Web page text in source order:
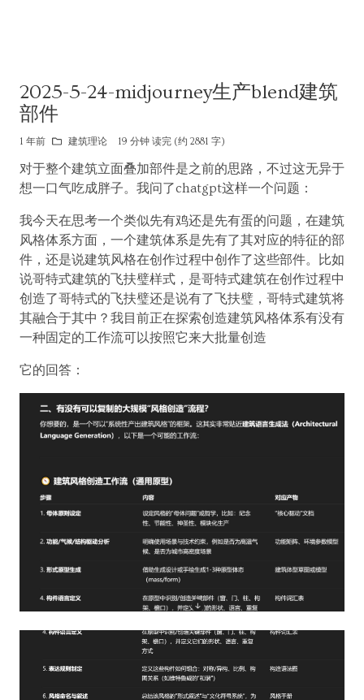
2025-5-24-midjourney生产blend建筑
部件
1 年前 建筑理论 19 分钟 读完 (约 2881 字)
对于整个建筑立面叠加部件是之前的思路，不过这无异于
想一口气吃成胖子。我问了chatgpt这样一个问题：
我今天在思考一个类似先有鸡还是先有蛋的问题，在建筑
风格体系方面，一个建筑体系是先有了其对应的特征的部
件，还是说建筑风格在创作过程中创作了这些部件。比如
说哥特式建筑的飞扶璧样式，是哥特式建筑在创作过程中
创造了哥特式的飞扶璧还是说有了飞扶璧，哥特式建筑将
其融合于其中？我目前正在探索创造建筑风格体系有没有
一种固定的工作流可以按照它来大批量创造
它的回答：